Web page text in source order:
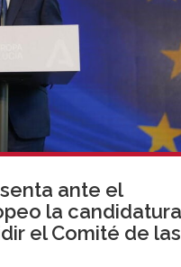
ante el
la
el Comité de las